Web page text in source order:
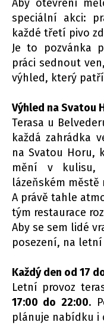
Aby otevření
speciální akci:
každé třetí pivo
Je to pozvánka
práci sednout
výhled, který
Výhled na Svatou
Terasa u
každá zahrádka
na Svatou Horu,
mění v kulisu,
lázeňském městě
A právě tahle
tým restaurace
Aby se sem lidé
posezení, na letní
Každý den od 17
Letní provoz
17:00 do 22:00.
plánuje nabídku i